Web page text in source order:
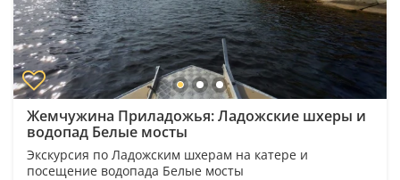
Жемчужина Приладожья: Ладожские шхеры и
водопад Белые мосты
Экскурсия по Ладожским шхерам на катере и
посещение водопада Белые мосты